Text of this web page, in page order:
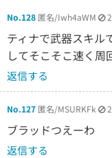
No.128 匿名/Iwh4aWM
ティナで武器スキル
してそこそこ速く周
返信する
No.127 匿名/MSURKFk
ブラッドつえーわ
返信する